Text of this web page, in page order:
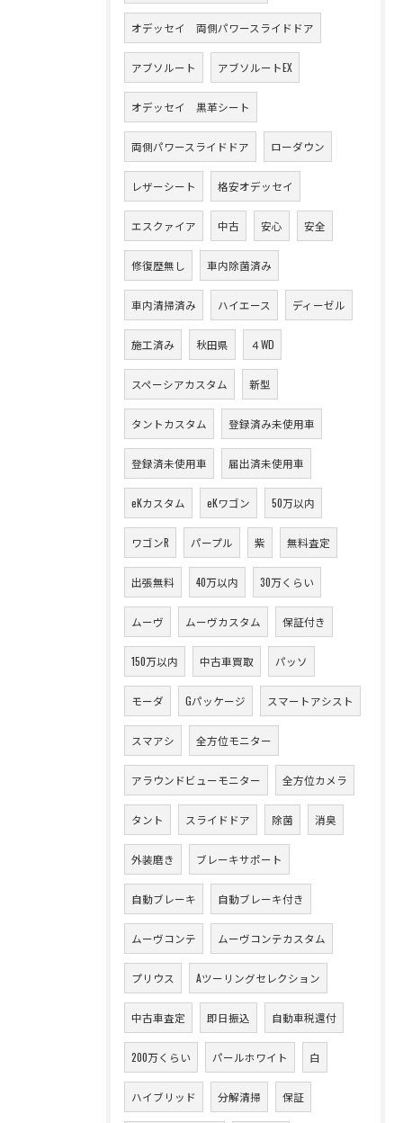
オデッセイ 両側パワースライドドア
アブソルート アブソルートEX
オデッセイ 黒革シート
両側パワースライドドア ローダウン
レザーシート 格安オデッセイ
エスクァイア 中古 安心 安全
修復歴無し 車内除菌済み
車内清掃済み ハイエース ディーゼル
施工済み 秋田県 ４WD
スペーシアカスタム 新型
タントカスタム 登録済み未使用車
登録済未使用車 届出済未使用車
eKカスタム eKワゴン 50万以内
ワゴンR パープル 紫 無料査定
出張無料 40万以内 30万くらい
ムーヴ ムーヴカスタム 保証付き
150万以内 中古車買取 パッソ
モーダ Gパッケージ スマートアシスト
スマアシ 全方位モニター
アラウンドビューモニター 全方位カメラ
タント スライドドア 除菌 消臭
外装磨き ブレーキサポート
自動ブレーキ 自動ブレーキ付き
ムーヴコンテ ムーヴコンテカスタム
プリウス Aツーリングセレクション
中古車査定 即日振込 自動車税還付
200万くらい パールホワイト 白
ハイブリッド 分解清掃 保証